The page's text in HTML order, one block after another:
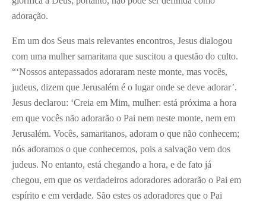
adoração.
Em um dos Seus mais relevantes encontros, Jesus dialogou
com uma mulher samaritana que suscitou a questão do culto.
“‘Nossos antepassados adoraram neste monte, mas vocês,
judeus, dizem que Jerusalém é o lugar onde se deve adorar’.
Jesus declarou: ‘Creia em Mim, mulher: está próxima a hora
em que vocês não adorarão o Pai nem neste monte, nem em
Jerusalém. Vocês, samaritanos, adoram o que não conhecem;
nós adoramos o que conhecemos, pois a salvação vem dos
judeus. No entanto, está chegando a hora, e de fato já
chegou, em que os verdadeiros adoradores adorarão o Pai em
espírito e em verdade. São estes os adoradores que o Pai